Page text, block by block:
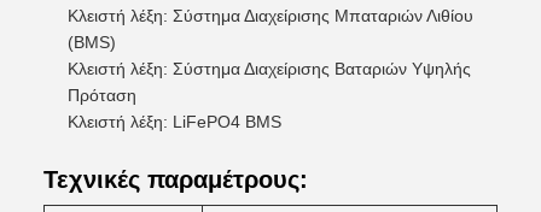
Κλειστή λέξη: Σύστημα Διαχείρισης Μπαταριών Λιθίου
(BMS)
Κλειστή λέξη: Σύστημα Διαχείρισης Βαταριών Υψηλής
Πρόταση
Κλειστή λέξη: LiFePO4 BMS
Τεχνικές παραμέτρους: